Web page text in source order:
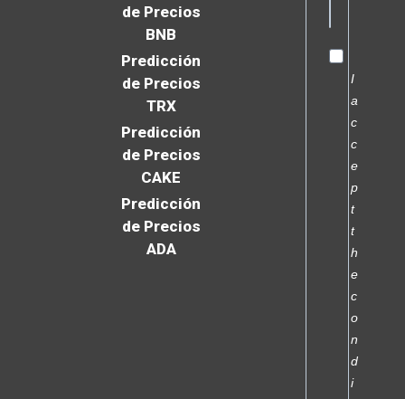
de Precios
BNB
Predicción
de Precios
TRX
Predicción
de Precios
CAKE
Predicción
de Precios
ADA
I
a
c
c
e
p
t
t
h
e
c
o
n
d
i